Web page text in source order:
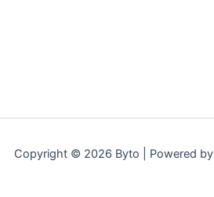
Copyright © 2026 Byto | Powered by